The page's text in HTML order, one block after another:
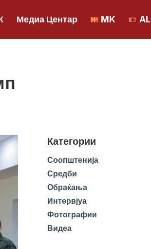
Медиа Центар MK AL
Категории
Соопштенија
Средби
Обраќања
Интервјуа
Фотографии
Видеа